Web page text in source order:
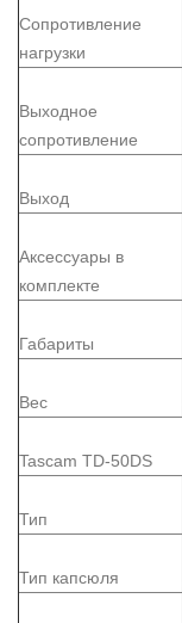
Сопротивление
нагрузки
Выходное
сопротивление
Выход
Аксессуары в
комплекте
Габариты
Вес
Tascam TD-50DS
Тип
Тип капсюля